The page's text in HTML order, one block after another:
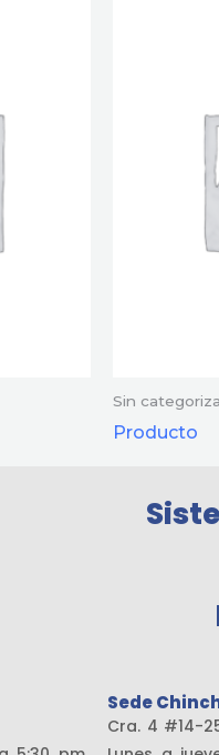
Sin
Producto
Sede
Cra. 4